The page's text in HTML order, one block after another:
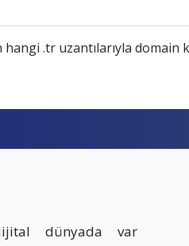
.tr uzantılarıyla domain
dünyada var